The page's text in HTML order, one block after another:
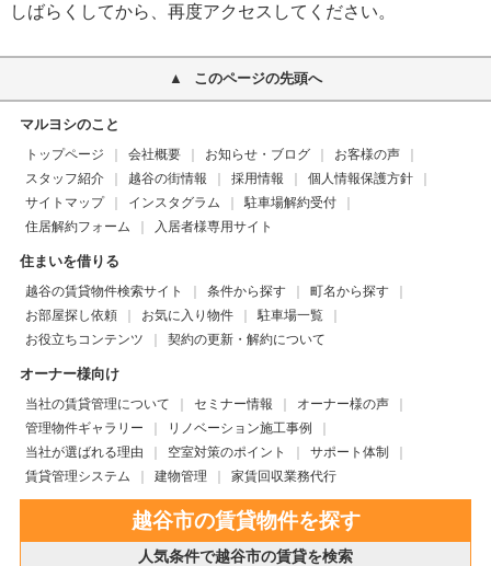
しばらくしてから、再度アクセスしてください。
このページの先頭へ
マルヨシのこと
トップページ 会社概要 お知らせ・ブログ
お客様の声
スタッフ紹介
越谷の街情報 採用情報
個人情報保護方針
サイトマップ
インスタグラム
駐車場解約受付
住居解約フォーム
入居者様専用サイト
住まいを借りる
越谷の賃貸物件検索サイト 条件から探す
町名から探す
お部屋探し依頼
お気に入り物件
駐車場一覧
お役立ちコンテンツ
契約の更新・解約について
オーナー様向け
当社の賃貸管理について セミナー情報
オーナー様の声
管理物件ギャラリー
リノベーション施工事例
当社が選ばれる理由
空室対策のポイント
サポート体制
賃貸管理システム
建物管理 家賃回収業務代行
越谷市の賃貸物件を探す
人気条件で越谷市の賃貸を検索